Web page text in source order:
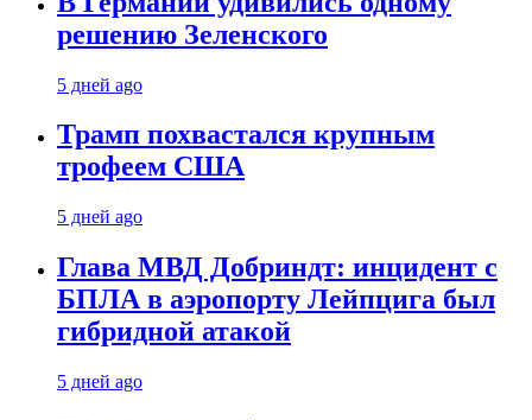
решению Зеленского
5 дней ago
Трамп похвастался крупным
трофеем США
5 дней ago
Глава МВД Добриндт: инцидент с
БПЛА в аэропорту Лейпцига был
гибридной атакой
5 дней ago